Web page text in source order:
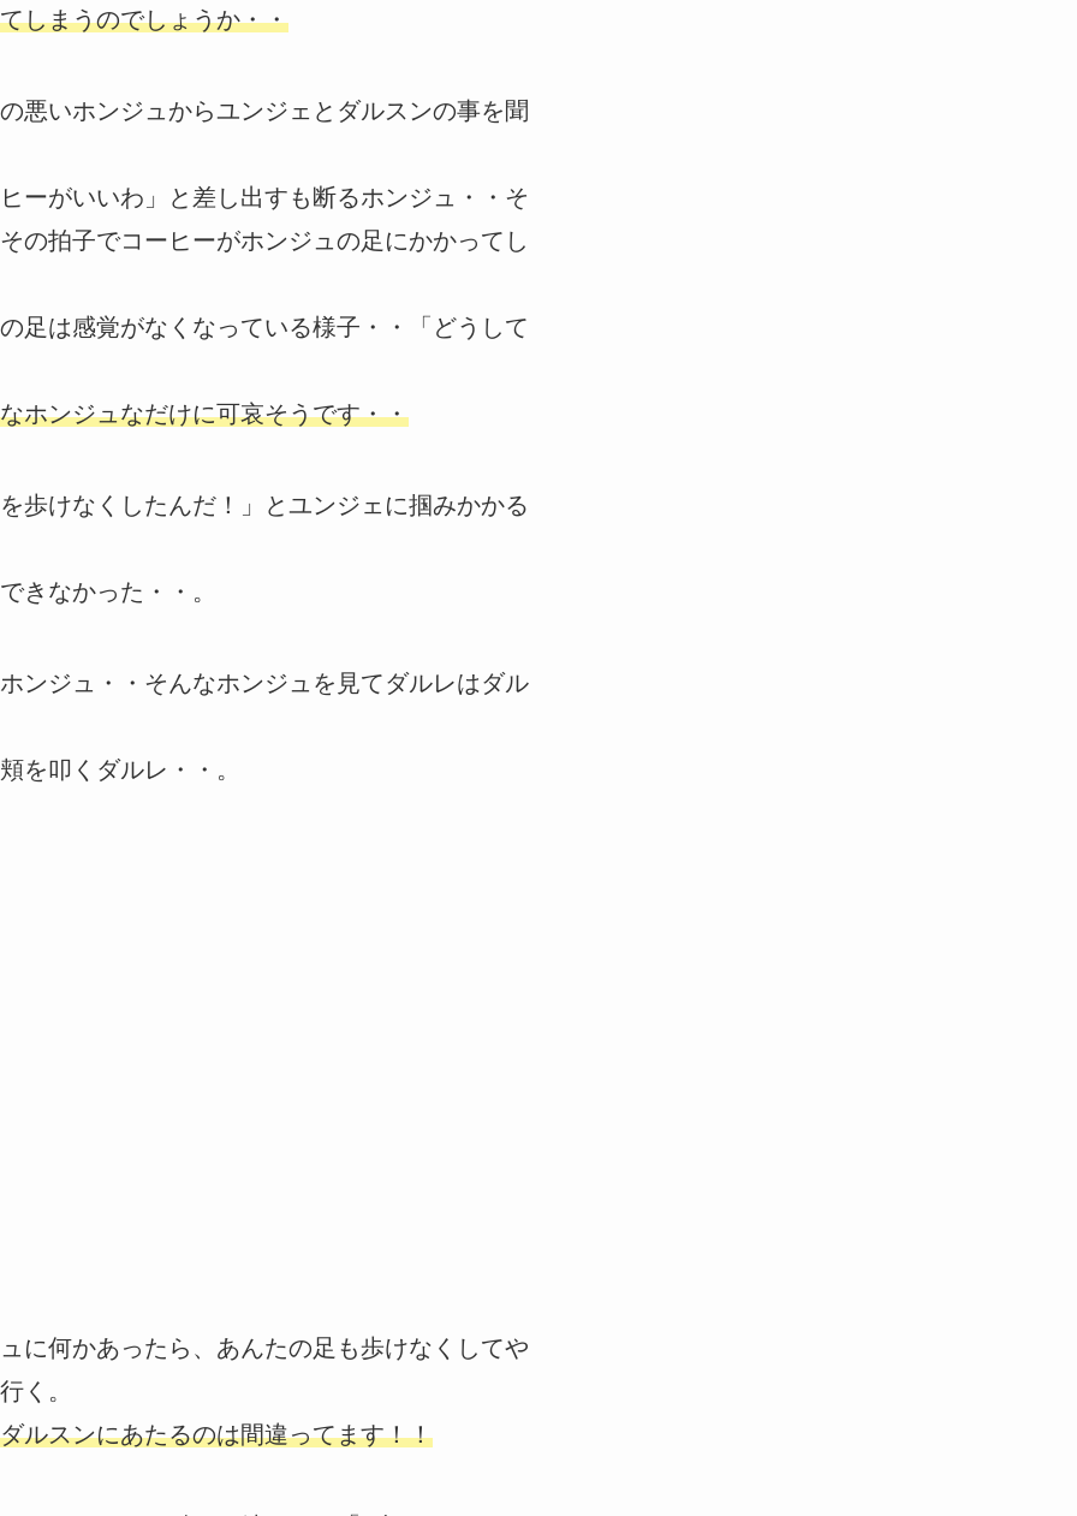
しまうのでしょうか・・
悪いホンジュからユンジェとダルスンの事を聞
ーがいいわ」と差し出すも断るホンジュ・・そ
の拍子でコーヒーがホンジュの足にかかってし
足は感覚がなくなっている様子・・「どうして
ホンジュなだけに可哀そうです・・
歩けなくしたんだ！」とユンジェに掴みかかる
きなかった・・。
ンジュ・・そんなホンジュを見てダルレはダル
を叩くダルレ・・。
に何かあったら、あんたの足も歩けなくしてや
く。
ルスンにあたるのは間違ってます！！